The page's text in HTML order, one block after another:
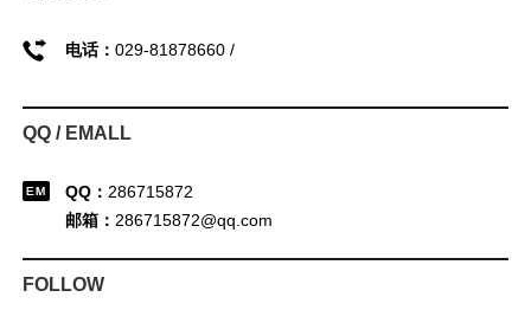
电话： 029-81878660 /
QQ / EMALL
QQ： 286715872
邮箱： 286715872@qq.com
FOLLOW